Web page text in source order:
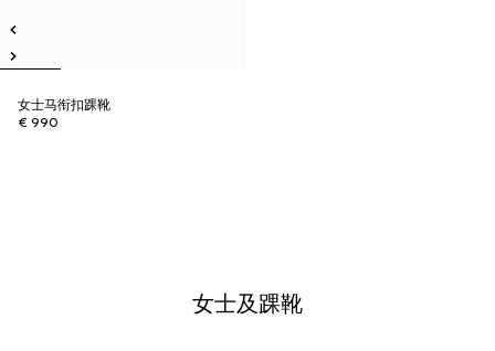
女士马衔扣踝靴
€ 990
女士及踝靴